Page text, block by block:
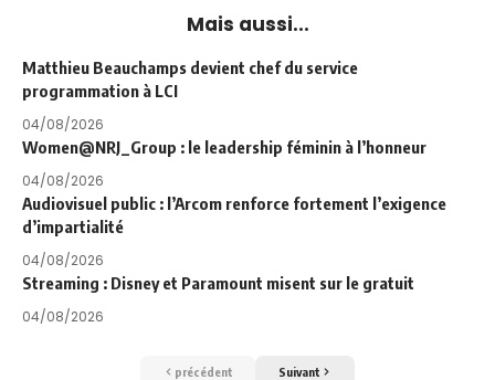
Mais aussi...
Matthieu Beauchamps devient chef du service
programmation à LCI
04/08/2026
Women@NRJ_Group : le leadership féminin à l’honneur
04/08/2026
Audiovisuel public : l’Arcom renforce fortement l’exigence
d’impartialité
04/08/2026
Streaming : Disney et Paramount misent sur le gratuit
04/08/2026
précédent Suivant